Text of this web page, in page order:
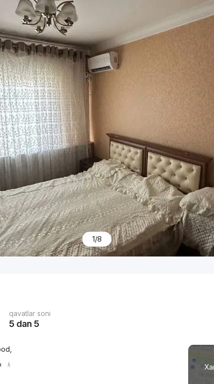
1/8
qavatlar soni
5 dan 5